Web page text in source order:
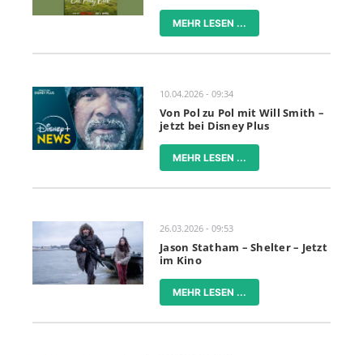
MEHR LESEN ...
10.04.2026 - 09:34
Von Pol zu Pol mit Will Smith –
jetzt bei Disney Plus
MEHR LESEN ...
26.03.2026 - 09:53
Jason Statham – Shelter – Jetzt
im Kino
MEHR LESEN ...